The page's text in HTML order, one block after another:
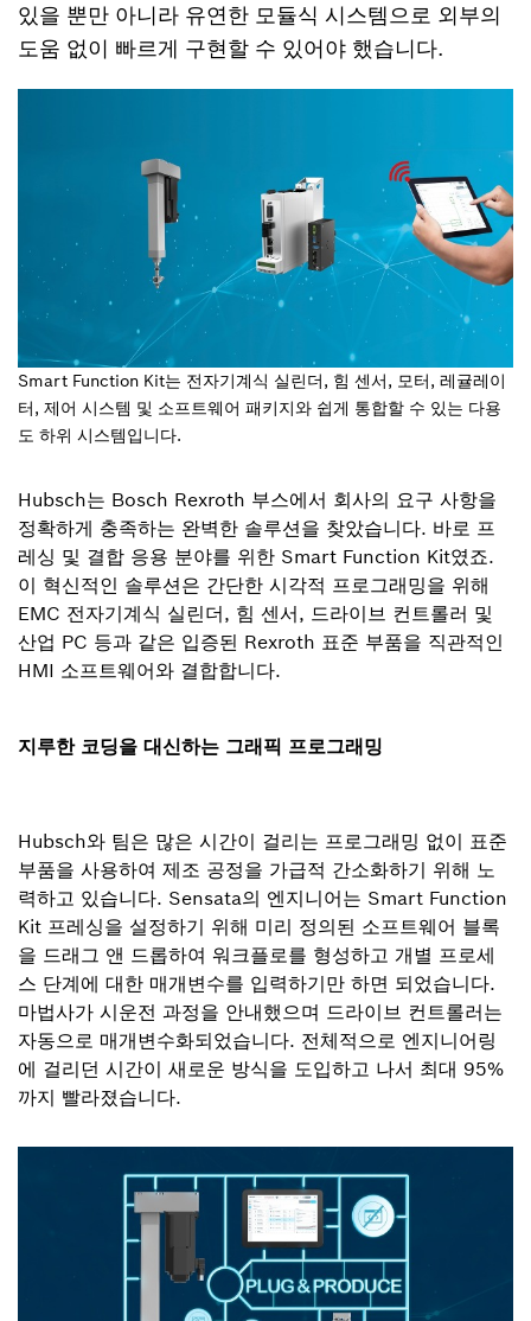
있을 뿐만 아니라 유연한 모듈식 시스템으로 외부의
도움 없이 빠르게 구현할 수 있어야 했습니다.
Smart Function Kit는 전자기계식 실린더, 힘 센서, 모터, 레귤레이
터, 제어 시스템 및 소프트웨어 패키지와 쉽게 통합할 수 있는 다용
도 하위 시스템입니다.
Hubsch는 Bosch Rexroth 부스에서 회사의 요구 사항을
정확하게 충족하는 완벽한 솔루션을 찾았습니다. 바로 프
레싱 및 결합 응용 분야를 위한 Smart Function Kit였죠.
이 혁신적인 솔루션은 간단한 시각적 프로그래밍을 위해
EMC 전자기계식 실린더, 힘 센서, 드라이브 컨트롤러 및
산업 PC 등과 같은 입증된 Rexroth 표준 부품을 직관적인
HMI 소프트웨어와 결합합니다.
지루한 코딩을 대신하는 그래픽 프로그래밍
Hubsch와 팀은 많은 시간이 걸리는 프로그래밍 없이 표준
부품을 사용하여 제조 공정을 가급적 간소화하기 위해 노
력하고 있습니다. Sensata의 엔지니어는 Smart Function
Kit 프레싱을 설정하기 위해 미리 정의된 소프트웨어 블록
을 드래그 앤 드롭하여 워크플로를 형성하고 개별 프로세
스 단계에 대한 매개변수를 입력하기만 하면 되었습니다.
마법사가 시운전 과정을 안내했으며 드라이브 컨트롤러는
자동으로 매개변수화되었습니다. 전체적으로 엔지니어링
에 걸리던 시간이 새로운 방식을 도입하고 나서 최대 95%
까지 빨라졌습니다.